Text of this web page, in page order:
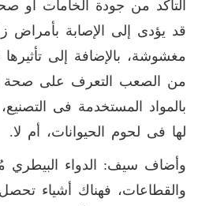
التأكد من جودة الخامات أو
قد يؤدى إلى الإصابة بأمراض
مغشوشة، بالإضافة إلى
من الصعب التعرف على صحة
بالمواد المستخدمة فى
لها فى لحوم الحيوانات، أم لا.
وأضاف سيف: الدواء البيطري
والقطاعات، فهناك أشياء